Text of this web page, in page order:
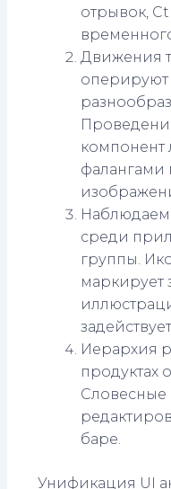
отрывок,
Движения
оперируют
компонент
фалангами
среди
группы.
маркирует
Иерархия
продуктах
баре.
Унификация UI